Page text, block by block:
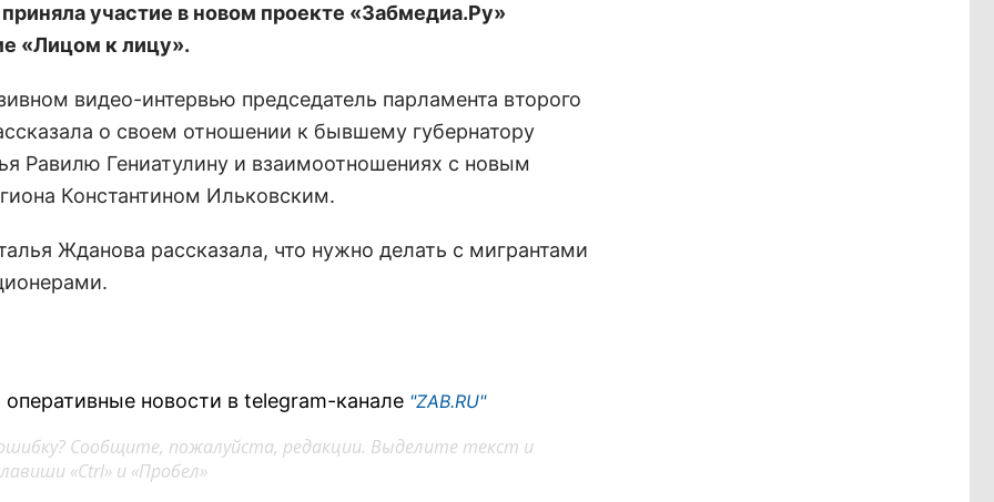
участие в новом проекте «Забмедиа.Ру»
«Лицом к лицу».
видео-интервью председатель парламента второго
о своем отношении к бывшему губернатору
Равилю Гениатулину и взаимоотношениях с новым
Константином Ильковским.
Жданова рассказала, что нужно делать с мигрантами
новости в telegram-канале "ZAB.RU"
Сообщите, пожалуйста, редакции. Выделите текст и
«Ctrl» и «Пробел»